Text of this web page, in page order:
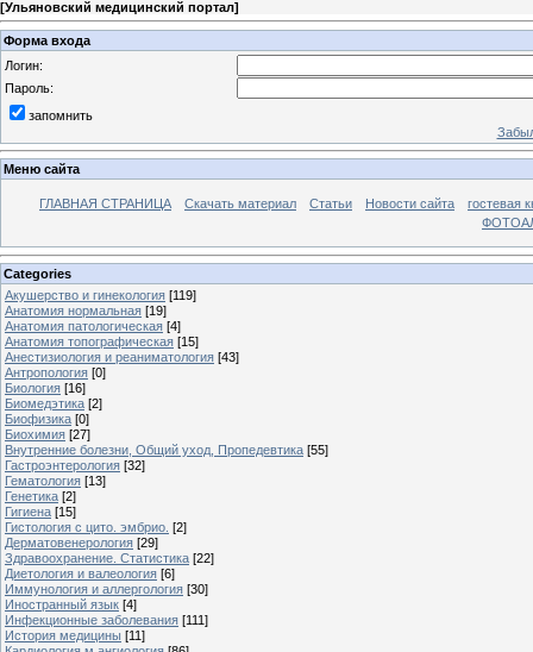
[Ульяновский медицинский портал]
Форма входа
Логин:
Пароль:
запомнить
Меню сайта
ГЛАВНАЯ СТРАНИЦА Скачать материал Статьи Новости сайта
гостевая
Categories
Акушерство и гинекология [119]
Анатомия нормальная [19]
Анатомия патологическая [4]
Анатомия топографическая [15]
Анестизиология и реаниматология [43]
Антропология [0]
Биология [16]
Биомедэтика [2]
Биофизика [0]
Биохимия [27]
Внутренние болезни, Общий уход, Пропедевтика [55]
Гастроэнтерология [32]
Гематология [13]
Генетика [2]
Гигиена [15]
Гистология с цито. эмбрио. [2]
Дерматовенерология [29]
Здравоохранение. Статистика [22]
Диетология и валеология [6]
Иммунология и аллергология [30]
Иностранный язык [4]
Инфекционные заболевания [111]
История медицины [11]